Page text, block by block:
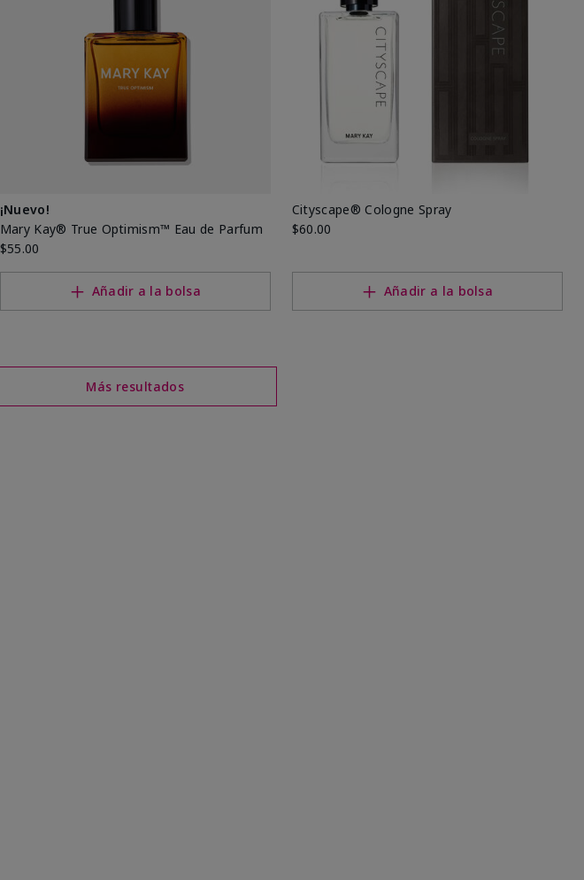
¡Nuevo!
Mary Kay® True Optimism™ Eau de Parfum
$55.00
Añadir a la bolsa
Cityscape® Cologne Spray
$60.00
Añadir a la bolsa
Más resultados